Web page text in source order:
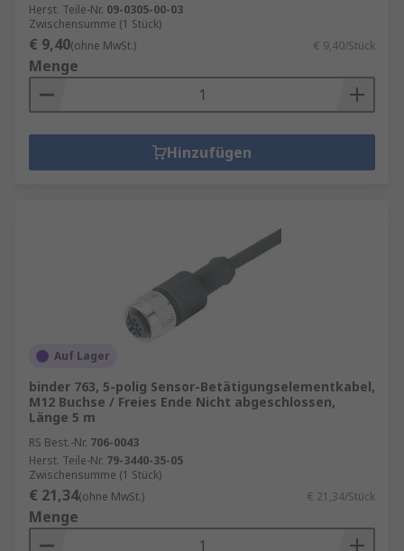
Herst. Teile-Nr. 09-0305-00-03
Zwischensumme (1 Stück)
€ 9,40(ohne MwSt.) € 9,40/Stück
Menge
Hinzufügen
Auf Lager
binder 763, 5-polig Sensor-Betätigungselementkabel,
M12 Buchse / Freies Ende Nicht abgeschlossen,
Länge 5 m
RS Best.-Nr. 706-0043
Herst. Teile-Nr. 79-3440-35-05
Zwischensumme (1 Stück)
€ 21,34(ohne MwSt.) € 21,34/Stück
Menge